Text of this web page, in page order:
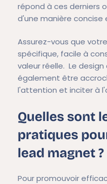
répond à ces derniers
d'une manière concise
Assurez-vous que
spécifique, facile à
valeur réelle. Le
également être
l'attention et inciter à
Quelles sont
pratiques
lead magnet ?
Pour promouvoir